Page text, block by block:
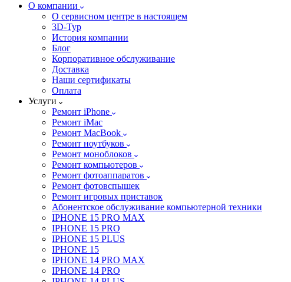
О компании
О сервисном центре в настоящем
3D-Тур
История компании
Блог
Корпоративное обслуживание
Доставка
Наши сертификаты
Оплата
Услуги
Ремонт iPhone
Ремонт iMac
Ремонт MacBook
Ремонт ноутбуков
Ремонт моноблоков
Ремонт компьютеров
Ремонт фотоаппаратов
Ремонт фотовспышек
Ремонт игровых приставок
Абонентское обслуживание компьютерной техники
IPHONE 15 PRO MAX
IPHONE 15 PRO
IPHONE 15 PLUS
IPHONE 15
IPHONE 14 PRO MAX
IPHONE 14 PRO